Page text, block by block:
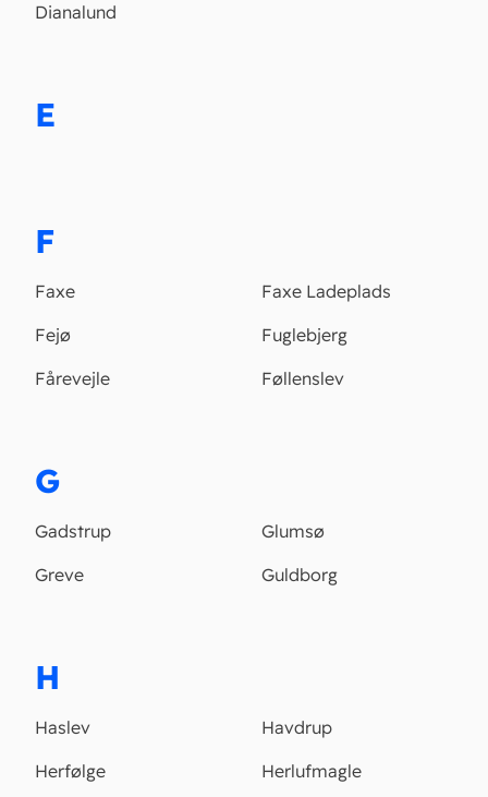
Dianalund
E
F
Faxe
Faxe Ladeplads
Fejø
Fuglebjerg
Fårevejle
Føllenslev
G
Gadstrup
Glumsø
Greve
Guldborg
H
Haslev
Havdrup
Herfølge
Herlufmagle